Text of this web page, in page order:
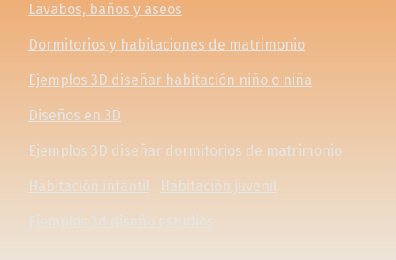
Lavabos, baños y aseos
Dormitorios y habitaciones de matrimonio
Ejemplos 3D diseñar habitación niño o niña
Diseños en 3D
Ejemplos 3D diseñar dormitorios de matrimonio
Habitación infantil Habitación juvenil
Ejemplos 3d diseño estudios